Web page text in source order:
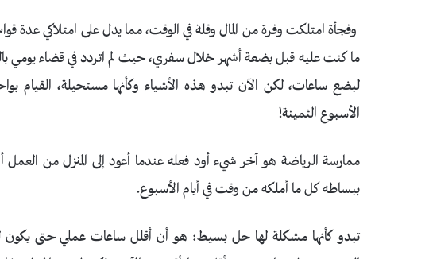
وفجأة امتلكت وفرة من المال وقلة في الوقت، مما يدل على امتلاكي عدة
ما كنت عليه قبل بضعة أشهر خلال سفري، حيث لم اتردد في قضاء يومي
لبضع ساعات، لكن الآن تبدو هذه الأشياء وكأنها مستحيلة، القيام
الأسبوع الثمينة!
ممارسة الرياضة هو آخر شيء أود فعله عندما أعود إلى المنزل من العمل
ببساطه كل ما أملكه من وقت في أيام الأسبوع.
تبدو كأنها مشكلة لها حل بسيط: هو أن أقلل ساعات عملي حتى يكون